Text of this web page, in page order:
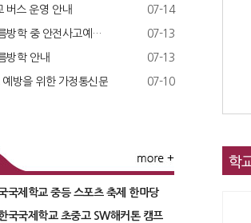
버스 운영 안내 07-14
[중등2026-99] 2026학년도 여름방학 중 안전사고예방 수칙 안.. 07-13
방학 안내 07-13
방을 위한 가정통신문 07-10
국제학교 중등 스포츠 축제 한마당
국국제학교 초중고 SW해커톤 캠프